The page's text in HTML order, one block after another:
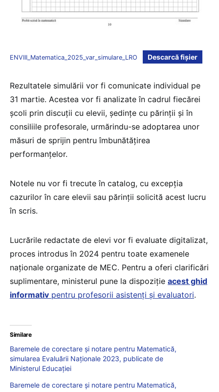
ENVIII_Matematica_2025_var_simulare_LRO Descarcă fișier
Rezultatele simulării vor fi comunicate individual pe
31 martie. Acestea vor fi analizate în cadrul fiecărei
școli prin discuții cu elevii, ședințe cu părinții și în
consiliile profesorale, urmărindu-se adoptarea unor
măsuri de sprijin pentru îmbunătățirea
performanțelor.
Notele nu vor fi trecute în catalog, cu excepția
cazurilor în care elevii sau părinții solicită acest lucru
în scris.
Lucrările redactate de elevi vor fi evaluate digitalizat,
proces introdus în 2024 pentru toate examenele
naționale organizate de MEC. Pentru a oferi clarificări
suplimentare, ministerul pune la dispoziție acest ghid
informativ pentru profesorii asistenți și evaluatori.
Similare
Baremele de corectare și notare pentru Matematică,
simularea Evaluării Naționale 2023, publicate de
Ministerul Educației
Baremele de corectare și notare pentru Matematică,